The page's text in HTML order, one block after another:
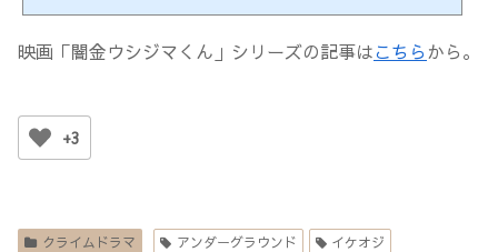
EXT≫で見られます♪31日間無料キャンペーン実施中。 ※2026年6月時点のもので
す。最新の配信状況は各配信サイトにてご確認ください。ホスト...
映画「闇金ウシジマくん」シリーズの記事はこちら から。
+3
クライムドラマ アンダーグラウンド
イケオジ